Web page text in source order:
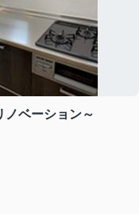
ノベーション～